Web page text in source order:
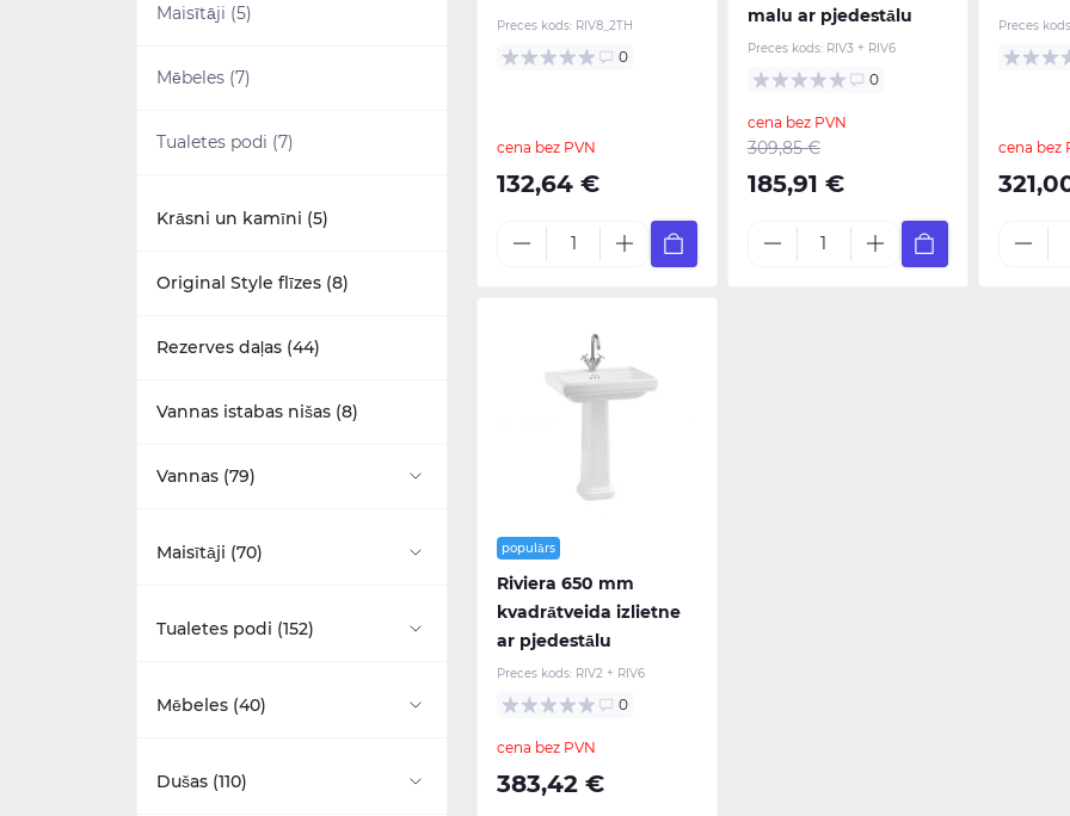
Ar statīvu (31)
Stūra (1)
Maisītāji (5)
Mēbeles (7)
Tualetes podi (7)
Krāsni un kamīni (5)
Original Style flīzes (8)
Rezerves daļas (44)
Vannas istabas nišas (8)
Vannas (79)
Brīvi stāvošās (29)
Vannas piederumi (16)
Maisītāji (70)
Virtuves maisitāji (1)
Tualetes podi (152)
Monobloka tualetes podi (24)
Mēbeles (40)
Burlington (5)
Dušas (110)
Preces kods: RIV8_2TH
0
cena bez PVN
132,64 €
malu ar pjedestālu
Preces kods: RIV3 + RIV6
0
cena bez PVN
309,85 €
185,91 €
Preces
cena bez
populārs
Riviera 650 mm
kvadrātveida izlietne
ar pjedestālu
Preces kods: RIV2 + RIV6
0
cena bez PVN
383,42 €